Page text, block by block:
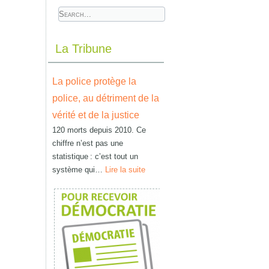
La Tribune
La police protège la
police, au détriment de la
vérité et de la justice
120 morts depuis 2010. Ce
chiffre n’est pas une
statistique : c’est tout un
système qui… Lire la suite